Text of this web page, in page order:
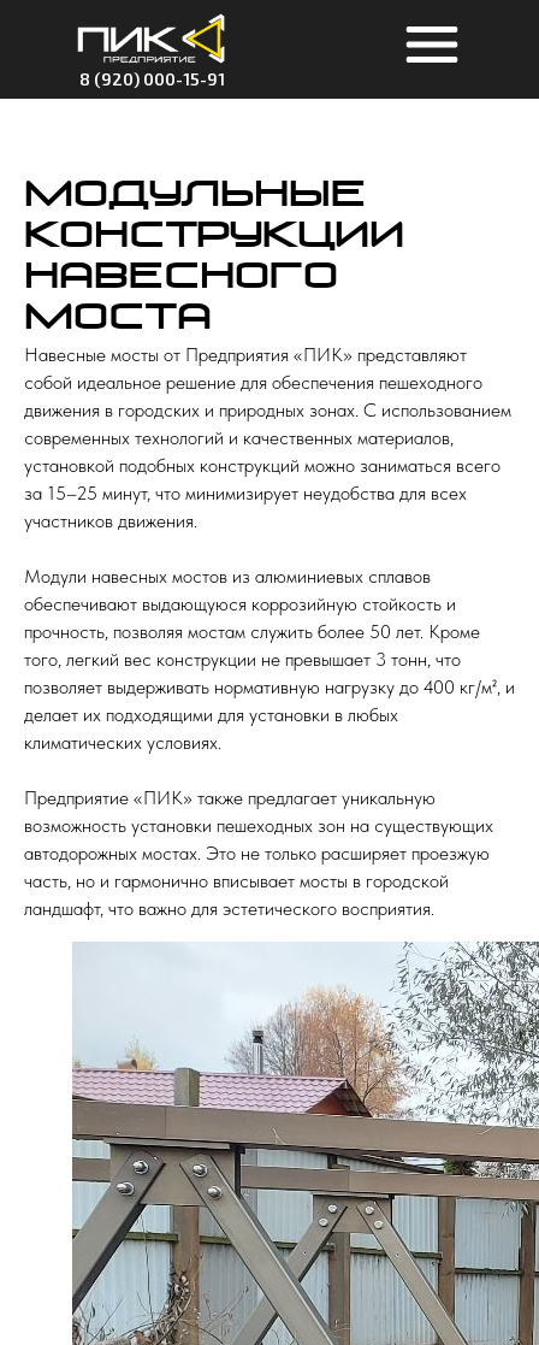
8 (920) 000-15-91
Модульные
конструкции
навесного
моста
Навесные мосты от Предприятия «ПИК» представляют
собой идеальное решение для обеспечения пешеходного
движения в городских и природных зонах. С использованием
современных технологий и качественных материалов,
установкой подобных конструкций можно заниматься всего
за 15–25 минут, что минимизирует неудобства для всех
участников движения.
Модули навесных мостов из алюминиевых сплавов
обеспечивают выдающуюся коррозийную стойкость и
прочность, позволяя мостам служить более 50 лет. Кроме
того, легкий вес конструкции не превышает 3 тонн, что
позволяет выдерживать нормативную нагрузку до 400 кг/м², и
делает их подходящими для установки в любых
климатических условиях.
Предприятие «ПИК» также предлагает уникальную
возможность установки пешеходных зон на существующих
автодорожных мостах. Это не только расширяет проезжую
часть, но и гармонично вписывает мосты в городской
ландшафт, что важно для эстетического восприятия.